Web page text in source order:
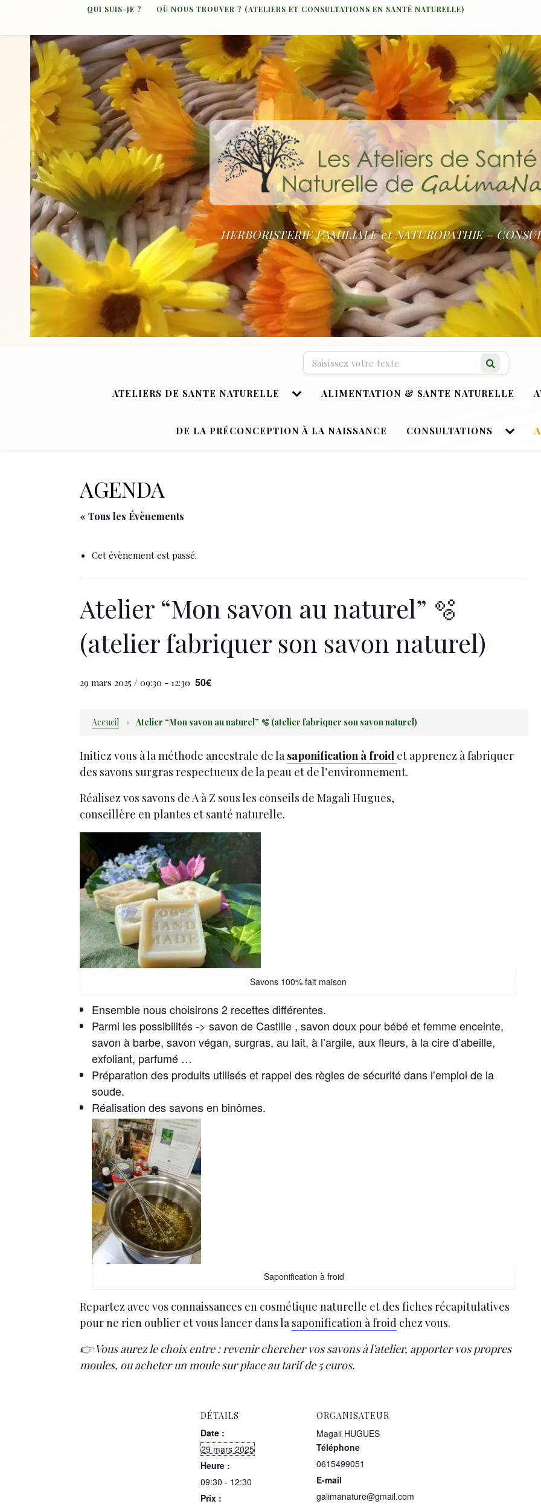
QUI SUIS-JE ? OÙ NOUS TROUVER ? (ATELIERS ET CONSULTATIONS EN SANTÉ NATURELLE)
HERBORISTERIE FAMILIALE et NATUROPATHIE –
ATELIERS DE SANTE NATURELLE ALIMENTATION & SANTE NATURELLE
DE LA PRÉCONCEPTION À LA NAISSANCE CONSULTATIONS
Recherche…
AGENDA
« Tous les Évènements
Cet évènement est passé.
Atelier “Mon savon au naturel” 🫧
(atelier fabriquer son savon naturel)
29 mars 2025 / 09:30 - 12:30 50€
Accueil › Atelier “Mon savon au naturel” 🫧 (atelier fabriquer son savon naturel)
Initiez vous à la méthode ancestrale de lasaponification à froid et apprenez à fabriquer
des savons surgras respectueux de la peau et de l’environnement.
Réalisez vos savons de A à Z sous les conseils de Magali Hugues,
conseillère en plantes et santé naturelle.
Savons 100% fait maison
Ensemble nous choisirons 2 recettes différentes.
Parmi les possibilités -> savon de Castille , savon doux pour bébé et femme enceinte,
savon à barbe, savon végan, surgras, au lait, à l’argile, aux fleurs, à la cire d’abeille,
exfoliant, parfumé …
Préparation des produits utilisés et rappel des règles de sécurité dans l’emploi de la
soude.
Réalisation des savons en binômes.
Saponification à froid
Repartez avec vos connaissances en cosmétique naturelle et des fiches récapitulatives
pour ne rien oublier et vous lancer dans lasaponification à froid chez vous.
👉 Vous aurez le choix entre : revenir chercher vos savons à l’atelier, apporter vos propres
moules, ou acheter un moule sur place au tarif de 5 euros.
DÉTAILS
Date :
29 mars 2025
Heure :
09:30 - 12:30
Prix :
ORGANISATEUR
Magali HUGUES
Téléphone
0615499051
E-mail
galimanature@gmail.com